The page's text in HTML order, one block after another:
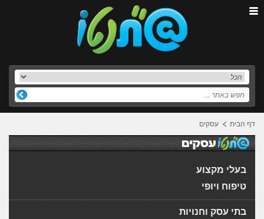
דף הבית עסקים
בעלי מקצוע
טיפוח ויופי
בתי עסק וחנויות